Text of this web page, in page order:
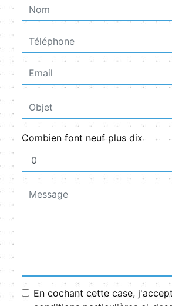
Combien font neuf plus dix
En cochant cette case,